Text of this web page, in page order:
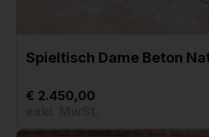
Spieltisch Dame Beton
€ 2.450,00